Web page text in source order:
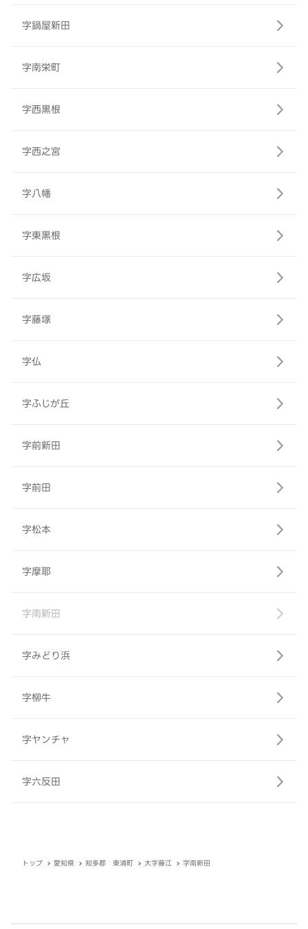
字鍋屋新田
字南栄町
字西黒根
字西之宮
字八幡
字東黒根
字広坂
字藤塚
字仏
字ふじが丘
字前新田
字前田
字松本
字摩耶
字南新田
字みどり浜
字柳牛
字ヤンチャ
字六反田
トップ 愛知県 知多郡 東浦町 大字藤江 字南新田